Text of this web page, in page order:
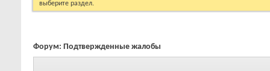
выберите раздел.
Форум: Подтвержденные жалобы